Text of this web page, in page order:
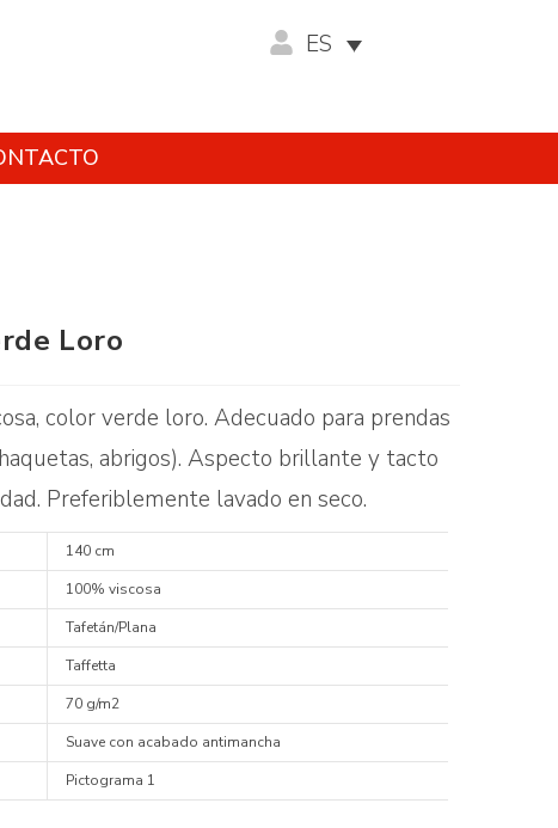
ES
Loro
color verde loro. Adecuado para prendas
abrigos). Aspecto brillante y tacto
Preferiblemente lavado en seco.
140 cm
100% viscosa
Tafetán/Plana
Taffetta
70 g/m2
Suave con acabado antimancha
Pictograma 1